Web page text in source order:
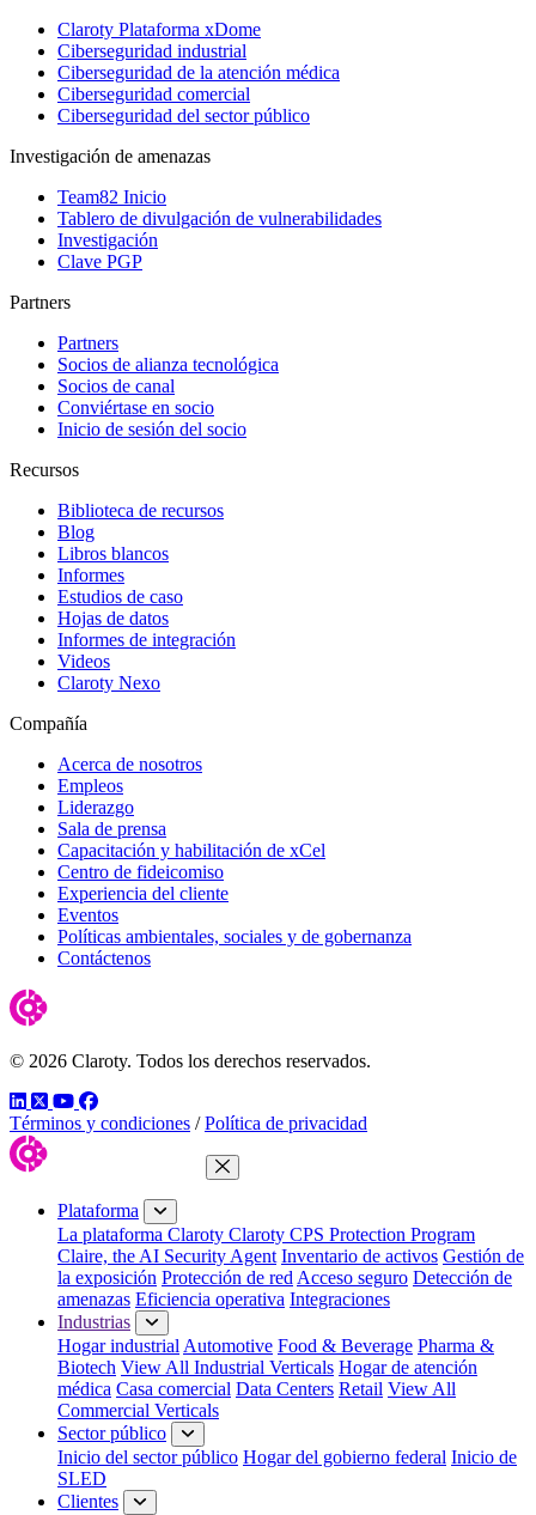
Claroty Plataforma xDome
Ciberseguridad industrial
Ciberseguridad de la atención médica
Ciberseguridad comercial
Ciberseguridad del sector público
Investigación de amenazas
Team82 Inicio
Tablero de divulgación de vulnerabilidades
Investigación
Clave PGP
Partners
Partners
Socios de alianza tecnológica
Socios de canal
Conviértase en socio
Inicio de sesión del socio
Recursos
Biblioteca de recursos
Blog
Libros blancos
Informes
Estudios de caso
Hojas de datos
Informes de integración
Videos
Claroty Nexo
Compañía
Acerca de nosotros
Empleos
Liderazgo
Sala de prensa
Capacitación y habilitación de xCel
Centro de fideicomiso
Experiencia del cliente
Eventos
Políticas ambientales, sociales y de gobernanza
Contáctenos
© 2026 Claroty. Todos los derechos reservados.
LinkedIn
TwitterYouTube
Facebook
Términos y condiciones / Política de privacidad
Cerrar menú
Plataforma
La plataforma Claroty Claroty CPS Protection Program
Claire, the AI Security Agent Inventario de activos Gestión de
la exposición Protección de red Acceso seguro Detección de
amenazas Eficiencia operativa Integraciones
Industrias
Hogar industrial Automotive Food & Beverage Pharma &
Biotech View All Industrial Verticals Hogar de atención
médica Casa comercial Data Centers Retail View All
Commercial Verticals
Sector público
Inicio del sector público Hogar del gobierno federal Inicio de
SLED
Clientes